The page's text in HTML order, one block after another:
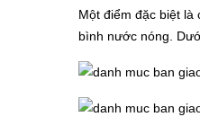
Một điểm đặc biệt
bình nước nóng.